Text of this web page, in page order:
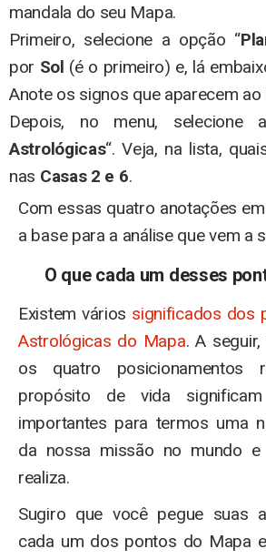
mandala do seu Mapa.
Primeiro, selecione a opção “
por Sol (é o primeiro) e, lá
Anote os signos que aparecem ao
Depois, no menu, selecione
Astrológicas“. Veja, na lista,
nas Casas 2 e 6.
Com essas quatro anotações
a base para a análise que vem a
O que cada um desses
Existem vários significados dos
Astrológicas do Mapa. A
os quatro posicionamentos
propósito de vida
importantes para termos uma
da nossa missão no mundo
realiza.
Sugiro que você pegue suas
cada um dos pontos do Mapa